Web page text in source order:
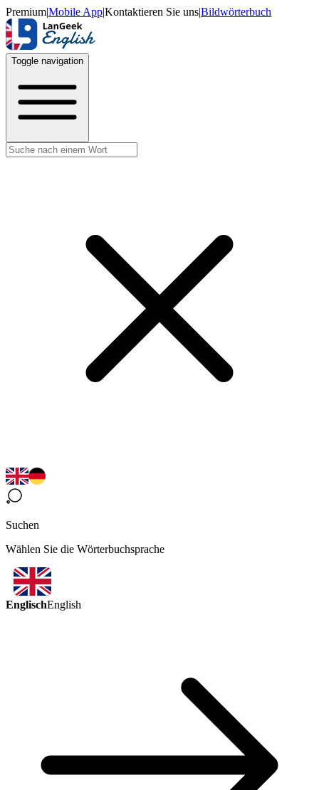
Premium|Mobile App|Kontaktieren Sie uns|Bildwörterbuch
Toggle navigation
Suchen
Wählen Sie die Wörterbuchsprache
EnglischEnglish